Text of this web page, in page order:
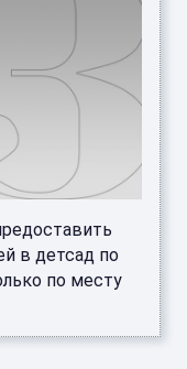
в детсад по
по месту